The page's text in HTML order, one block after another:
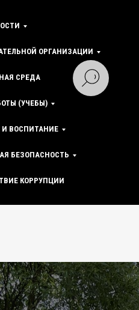
ОРГАНИЗАЦИИ
СРЕДА
(УЧЕБЫ)
И ВОСПИТАНИЕ
БЕЗОПАСНОСТЬ
КОРРУПЦИИ